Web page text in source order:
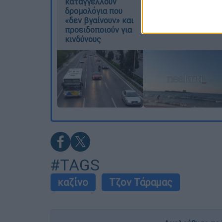
I want
I want
I want
δρομολόγια που
«δεν βγαίνουν» και
προειδοποιούν για
κινδύνους
#TAGS
καζίνο Τζον Τάραμας